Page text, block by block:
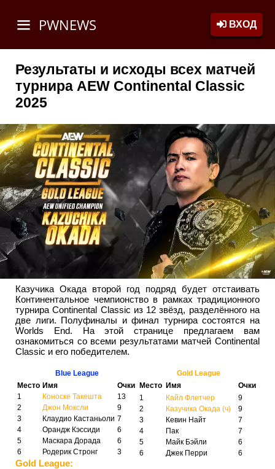
PWNEWS ВХОД
Результаты и исходы всех матчей
турнира AEW Continental Classic
2025
Казучика Окада второй год подряд будет отстаивать
Континентальное чемпионство в рамках традиционного
турнира Continental Classic из 12 звёзд, разделённого на
две лиги. Полуфиналы и финал турнира состоятся на
Worlds End. На этой странице предлагаем вам
ознакомиться со всеми результатами матчей Continental
Classic и его победителем.
Blue League
Gold League
Место Имя
Очки
1
Коноске Такешта
13
2
Джон Моксли
9
3
Клаудио Кастаньоли 7
4
Орандж Кэссиди
6
5
Маскара Дорада
6
6
Родерик Стронг 3
Место Имя
Очки
1
Кайл Флетчер
9
2
Казучика Окада (ч)
9
3
Кевин Найт
7
4
Пак
7
5
Майк Бэйли
6
6
Джек Перри 6
Gold League: